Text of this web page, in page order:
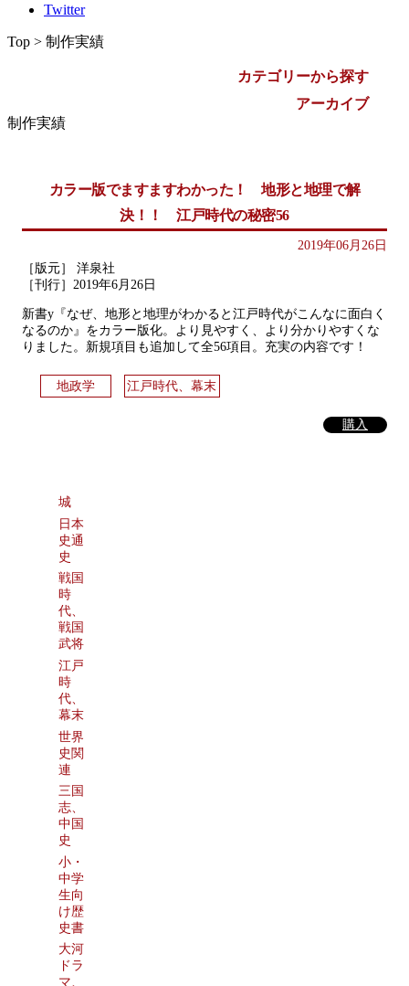
Twitter
Top > 制作実績
カテゴリーから探す
アーカイブ
制作実績
カラー版でますますわかった！ 地形と地理で解
決！！ 江戸時代の秘密56
2019年06月26日
［版元］ 洋泉社
［刊行］2019年6月26日
新書y『なぜ、地形と地理がわかると江戸時代がこんなに面白く
なるのか』をカラー版化。より見やすく、より分かりやすくな
りました。新規項目も追加して全56項目。充実の内容です！
地政学 江戸時代、幕末
購入
城
日本
史通
史
戦国
時
代、
戦国
武将
江戸
時
代、
幕末
世界
史関
連
三国
志、
中国
史
小・
中学
生向
け歴
史書
大河
ドラ
マ、